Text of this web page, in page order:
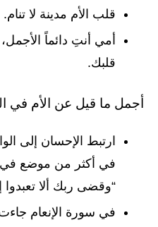
قلب الأم مدينة لا تنام.
أمي أنتِ دائماً
قلبك.
أجمل ما قيل عن الأم في
ارتبط الإحسان إلى
في أكثر من موضع في
“وقضى ربك ألا تعبدوا
في سورة الإنعام